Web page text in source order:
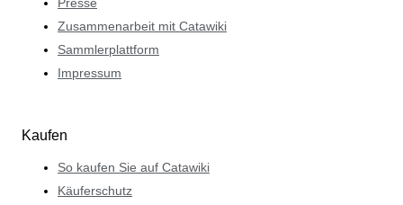
Zusammenarbeit mit Catawiki
Sammlerplattform
Impressum
Kaufen
So kaufen Sie auf Catawiki
Käuferschutz